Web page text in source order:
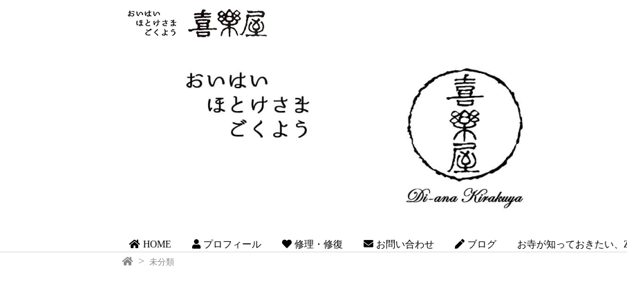
HOME プロフィール 修理・修復 お問い合わせ ブログ お寺が知っておきたい、
未分類